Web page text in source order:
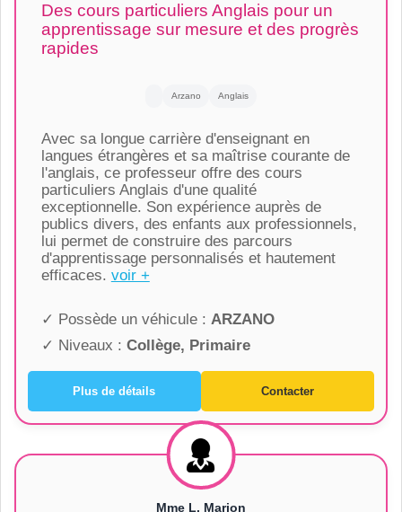
Des cours particuliers Anglais pour un
apprentissage sur mesure et des progrès
rapides
Arzano Anglais
Avec sa longue carrière d'enseignant en
langues étrangères et sa maîtrise courante de
l'anglais, ce professeur offre des cours
particuliers Anglais d'une qualité
exceptionnelle. Son expérience auprès de
publics divers, des enfants aux professionnels,
lui permet de construire des parcours
d'apprentissage personnalisés et hautement
efficaces. voir +
✓ Possède un véhicule : ARZANO
✓ Niveaux : Collège, Primaire
Plus de détails Contacter
Mme L. Marion